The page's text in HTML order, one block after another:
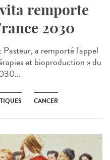
remporte
2030
a remporté l'appel
et bioproduction » du
CANCER